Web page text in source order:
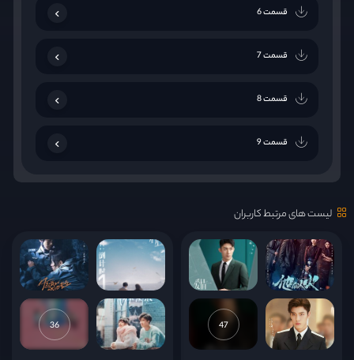
قسمت 6
قسمت 7
قسمت 8
قسمت 9
قسمت 10
قسمت 12
قسمت 13
لیست های مرتبط کاربران
47
36